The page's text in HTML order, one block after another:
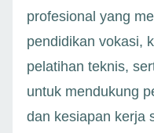
profesional yang
pendidikan vokasi,
pelatihan teknis,
untuk mendukung
dan kesiapan kerja